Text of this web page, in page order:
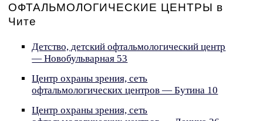
ОФТАЛЬМОЛОГИЧЕСКИЕ ЦЕНТРЫ в
Чите
Детство, детский офтальмологический центр
— Новобульварная 53
Центр охраны зрения, сеть
офтальмологических центров — Бутина 10
Центр охраны зрения, сеть